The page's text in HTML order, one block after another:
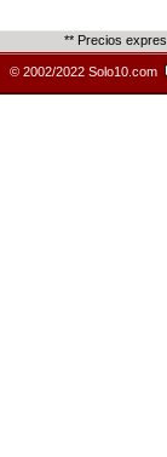
** Precios
© 2002/2022 Solo10.com